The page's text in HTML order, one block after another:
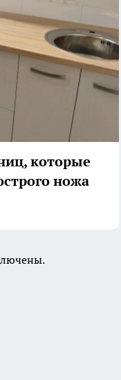
которые
ножа